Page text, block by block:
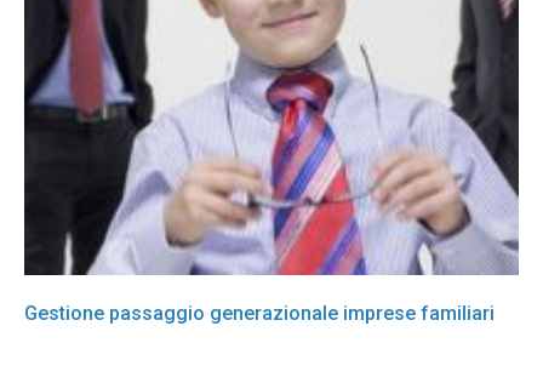
Gestione passaggio generazionale imprese familiari